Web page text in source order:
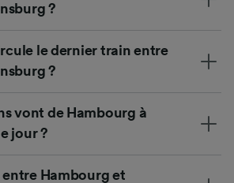
?
le dernier train entre
?
vont de Hambourg à
jour ?
Hambourg et